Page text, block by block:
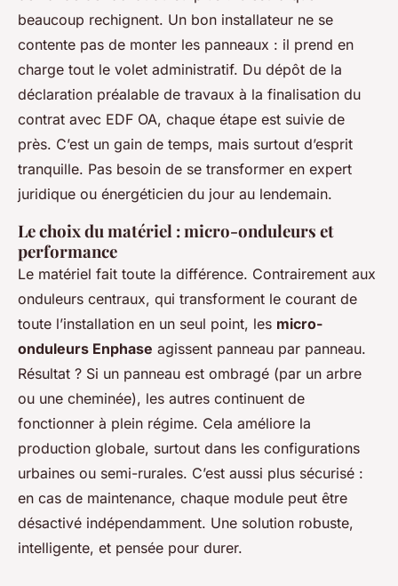
beaucoup rechignent. Un bon installateur ne se
contente pas de monter les panneaux : il prend en
charge tout le volet administratif. Du dépôt de la
déclaration préalable de travaux à la finalisation du
contrat avec EDF OA, chaque étape est suivie de
près. C’est un gain de temps, mais surtout d’esprit
tranquille. Pas besoin de se transformer en expert
juridique ou énergéticien du jour au lendemain.
Le choix du matériel : micro-onduleurs et
performance
Le matériel fait toute la différence. Contrairement aux
onduleurs centraux, qui transforment le courant de
toute l’installation en un seul point, les micro-
onduleurs Enphase agissent panneau par panneau.
Résultat ? Si un panneau est ombragé (par un arbre
ou une cheminée), les autres continuent de
fonctionner à plein régime. Cela améliore la
production globale, surtout dans les configurations
urbaines ou semi-rurales. C’est aussi plus sécurisé :
en cas de maintenance, chaque module peut être
désactivé indépendamment. Une solution robuste,
intelligente, et pensée pour durer.